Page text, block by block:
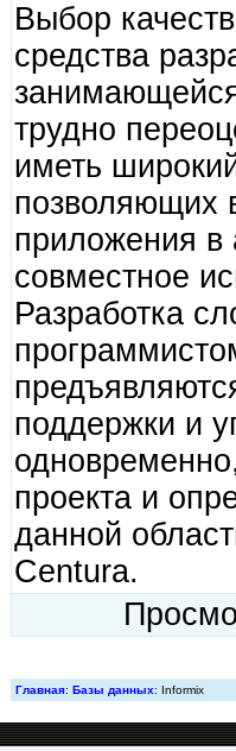
Выбор
средства
трудно
иметь
позволяющих
приложения в
совместное
Разработка
поддержки и
проекта и
данной
Centura.
Главная: Базы данных: Informix